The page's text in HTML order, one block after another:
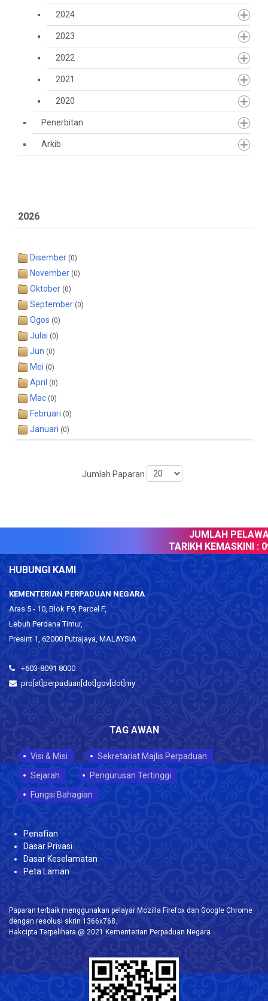
2024
2023
2022
2021
2020
Penerbitan
Arkib
2026
Disember (0)
November (0)
Oktober (0)
September (0)
Ogos (0)
Julai (0)
Jun (0)
Mei (0)
April (0)
Mac (0)
Februari (0)
Januari (0)
Jumlah Paparan
JUMLAH
TARIKH KEMASKINI :
HUBUNGI KAMI
KEMENTERIAN PERPADUAN NEGARA
Aras 5 - 10, Blok F9, Parcel F,
Lebuh Perdana Timur,
Presint 1, 62000 Putrajaya, MALAYSIA
+603-8091 8000
pro[at]perpaduan[dot]gov[dot]my
TAG AWAN
Visi & Misi
Sekretariat Majlis Perpaduan
Sejarah
Pengurusan Tertinggi
Fungsi Bahagian
Penafian
Dasar Privasi
Dasar Keselamatan
Peta Laman
Paparan terbaik menggunakan pelayar Mozilla Firefox dan Google Chrome
dengan resolusi skrin 1366x768.
Hakcipta Terpelihara @ 2021 Kementerian Perpaduan Negara